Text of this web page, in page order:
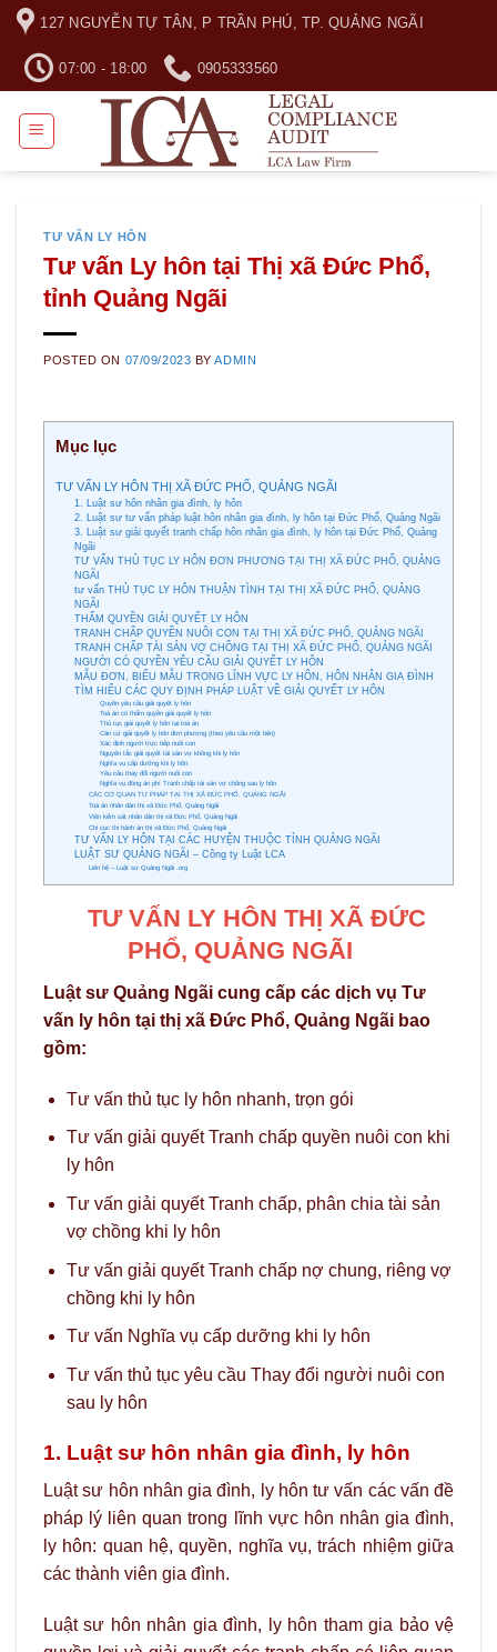
Skip
content
127 NGUYỄN TỰ TÂN, P TRẦN PHÚ, TP. QUẢNG NGÃI
07:00 - 18:00 0905333560
TƯ VẤN LY HÔN
Tư vấn Ly hôn tại Thị xã Đức Phổ,
tỉnh Quảng Ngãi
POSTED ON 07/09/2023 BYADMIN
Mục lục
TƯ VẤN LY HÔN THỊ XÃ ĐỨC PHỔ, QUẢNG NGÃI
1. Luật sư hôn nhân gia đình, ly hôn
2. Luật sư tư vấn pháp luật hôn nhân gia đình, ly hôn tại Đức Phổ, Quảng Ngãi
3. Luật sư giải quyết tranh chấp hôn nhân gia đình, ly hôn tại Đức Phổ, Quảng
Ngãi
TƯ VẤN THỦ TỤC LY HÔN ĐƠN PHƯƠNG TẠI THỊ XÃ ĐỨC PHỔ, QUẢNG
NGÃI
tư vấn THỦ TỤC LY HÔN THUẬN TÌNH TẠI THỊ XÃ ĐỨC PHỔ, QUẢNG
NGÃI
THẨM QUYỀN GIẢI QUYẾT LY HÔN
TRANH CHẤP QUYỀN NUÔI CON TẠI THỊ XÃ ĐỨC PHỔ, QUẢNG NGÃI
TRANH CHẤP TÀI SẢN VỢ CHỒNG TẠI THỊ XÃ ĐỨC PHỔ, QUẢNG NGÃI
NGƯỜI CÓ QUYỀN YÊU CẦU GIẢI QUYẾT LY HÔN
MẪU ĐƠN, BIỂU MẪU TRONG LĨNH VỰC LY HÔN, HÔN NHÂN GIA ĐÌNH
TÌM HIỂU CÁC QUY ĐỊNH PHÁP LUẬT VỀ GIẢI QUYẾT LY HÔN
Quyền yêu cầu giải quyết ly hôn
Toà án có thẩm quyền giải quyết ly hôn
Thủ tục giải quyết ly hôn tại toà án
Căn cứ giải quyết ly hôn đơn phương (theo yêu cầu một bên)
Xác định người trực tiếp nuôi con
Nguyên tắc giải quyết tài sản vợ khồng khi ly hôn
Nghĩa vụ cấp dưỡng khi ly hôn
Yêu cầu thay đổi người nuôi con
Nghĩa vụ đóng án phí Tranh chấp tài sản vợ chồng sau ly hôn
CÁC CƠ QUAN TƯ PHÁP TẠI THỊ XÃ ĐỨC PHỔ, QUẢNG NGÃI
Toà án nhân dân thị xã Đức Phổ, Quảng Ngãi
Viện kểm sát nhân dân thị xã Đức Phổ, Quảng Ngãi
Chi cục thi hành án thị xã Đức Phổ, Quảng Ngãi
TƯ VẤN LY HÔN TẠI CÁC HUYỆN THUỘC TỈNH QUẢNG NGÃI
LUẬT SƯ QUẢNG NGÃI – Công ty Luật LCA
Liên hệ – Luật sư Quảng Ngãi .org
TƯ VẤN LY HÔN THỊ XÃ ĐỨC
PHỔ, QUẢNG NGÃI
Luật sư Quảng Ngãi cung cấp các dịch vụ Tư
vấn ly hôn tại thị xã Đức Phổ, Quảng Ngãi bao
gồm:
Tư vấn thủ tục ly hôn nhanh, trọn gói
Tư vấn giải quyết Tranh chấp quyền nuôi con khi
ly hôn
Tư vấn giải quyết Tranh chấp, phân chia tài sản
vợ chồng khi ly hôn
Tư vấn giải quyết Tranh chấp nợ chung, riêng vợ
chồng khi ly hôn
Tư vấn Nghĩa vụ cấp dưỡng khi ly hôn
Tư vấn thủ tục yêu cầu Thay đổi người nuôi con
sau ly hôn
1. Luật sư hôn nhân gia đình, ly hôn
Luật sư hôn nhân gia đình, ly hôn tư vấn các vấn đề
pháp lý liên quan trong lĩnh vực hôn nhân gia đình,
ly hôn: quan hệ, quyền, nghĩa vụ, trách nhiệm giữa
các thành viên gia đình.
Luật sư hôn nhân gia đình, ly hôn tham gia bảo vệ